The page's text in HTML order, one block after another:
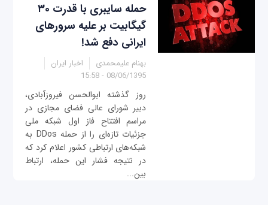
حمله سایبری با قدرت ۳۰
گیگابیت بر علیه سرورهای
ایرانی دفع شد!
بهنام علیمحمدی
اخبار ایران
08/06/1395 - 15:58
روز گذشته ابوالحسن فیروزآبادی،
دبیر شورای عالی فضای مجازی در
مراسم افتتاح فاز اول شبکه ملی
جزئیات تازه‌ای را از حمله DDos به
شبکه‌های ارتباطی کشور اعلام کرد که
در نتیجه فشار این حمله، ارتباط
بین...